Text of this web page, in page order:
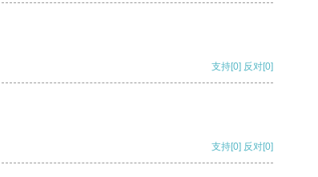
支持[0] 反对[0]
支持[0] 反对[0]